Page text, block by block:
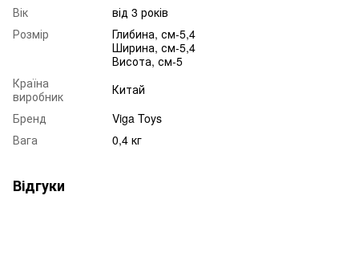
Вік
від 3 років
Розмір
Глибина, см-5,4
Ширина, см-5,4
Висота, см-5
Країна
виробник
Китай
Бренд
Viga Toys
Вага
0,4 кг
Відгуки